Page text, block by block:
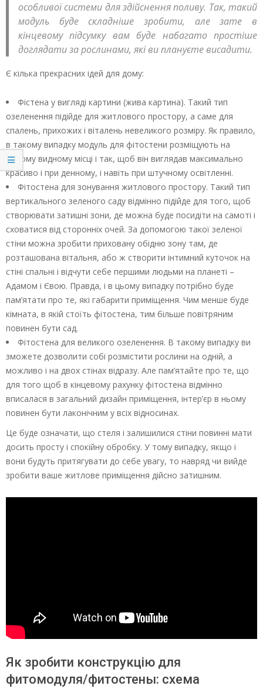
особливої системи для здійснення поливу. Так, такий
модуль буде складніше зробити, але зате в
кінцевому підсумку вам буде набагато простіше
доглядати за рослинами, які ви плануєте висадити.
Є кілька прекрасних ідей для дому:
Фістена у вигляді картини (жива картина). Такий тип
озеленення підійде для житлового простору, а саме для
спалень, прихожих і віталень невеликого розміру. Як правило,
в такому випадку модуль для фітостени розміщують на
самому видному місці і так, щоб він виглядав максимально
красиво і при денному, і навіть при штучному освітленні.
Фітостена для зонування житлового простору. Такий тип
вертикального зеленого саду відмінно підійде для того, щоб
створювати затишні зони, де можна буде посидіти на самоті і
сховатися від сторонніх очей. За допомогою такої зеленої
стіни можна зробити приховану обідню зону там, де
розташована вітальня, або ж створити інтимний куточок на
стіні спальні і відчути себе першими людьми на планеті –
Адамом і Євою. Правда, і в цьому випадку потрібно буде
пам’ятати про те, які габарити приміщення. Чим менше буде
кімната, в якій стоїть фітостена, тим більше повітряним
повинен бути сад.
Фітостена для великого озеленення. В такому випадку ви
зможете дозволити собі розмістити рослини на одній, а
можливо і на двох стінах відразу. Але пам’ятайте про те, що
для того щоб в кінцевому рахунку фітостена відмінно
вписалася в загальний дизайн приміщення, інтер’єр в ньому
повинен бути лаконічним у всіх відносинах.
Це буде означати, що стеля і залишилися стіни повинні мати
досить просту і спокійну обробку. У тому випадку, якщо і
вони будуть притягувати до себе увагу, то навряд чи вийде
зробити ваше житлове приміщення дійсно затишним.
Як зробити конструкцію для
фитомодуля/фитостены: схема